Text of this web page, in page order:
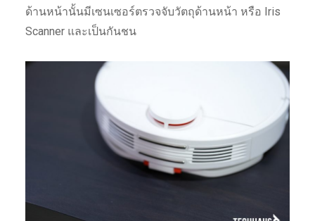
ด้านหน้านั้นมีเซนเซอร์ตรวจจับวัตถุด้านหน้า หรือ Iris
Scanner และเป็นกันชน